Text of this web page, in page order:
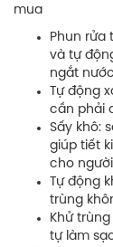
mua
Phun rửa
và tự
ngắt
Tự động
cần phải
Sấy khô:
giúp tiết
cho
Tự động
trùng
Khử
tự làm